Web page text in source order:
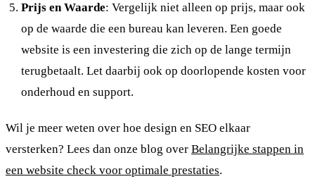
Prijs en Waarde: Vergelijk niet alleen op prijs, maar ook
op de waarde die een bureau kan leveren. Een goede
website is een investering die zich op de lange termijn
terugbetaalt. Let daarbij ook op doorlopende kosten voor
onderhoud en support.
Wil je meer weten over hoe design en SEO elkaar
versterken? Lees dan onze blog over Belangrijke stappen in
een website check voor optimale prestaties.